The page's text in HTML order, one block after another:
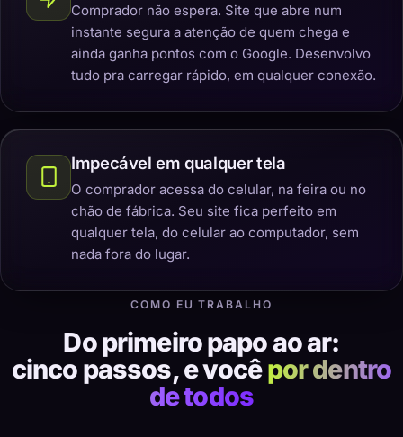
Comprador não espera. Site que abre num
instante segura a atenção de quem chega e
ainda ganha pontos com o Google. Desenvolvo
tudo pra carregar rápido, em qualquer conexão.
Impecável em qualquer tela
O comprador acessa do celular, na feira ou no
chão de fábrica. Seu site fica perfeito em
qualquer tela, do celular ao computador, sem
nada fora do lugar.
COMO EU TRABALHO
Do primeiro papo ao ar:
cinco passos, e vocêpor dentro
de todos